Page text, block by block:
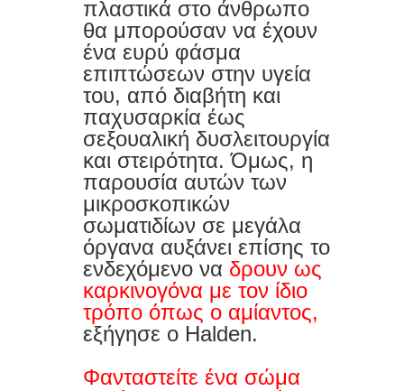
πλαστικά στο άνθρωπο
θα μπορούσαν να έχουν
ένα ευρύ φάσμα
επιπτώσεων στην υγεία
του, από διαβήτη και
παχυσαρκία έως
σεξουαλική δυσλειτουργία
και στειρότητα. Όμως, η
παρουσία αυτών των
μικροσκοπικών
σωματιδίων σε μεγάλα
όργανα αυξάνει επίσης το
ενδεχόμενο να δρουν ως
καρκινογόνα με τον ίδιο
τρόπο όπως ο αμίαντος,
εξήγησε ο Halden.
Φανταστείτε ένα σώμα